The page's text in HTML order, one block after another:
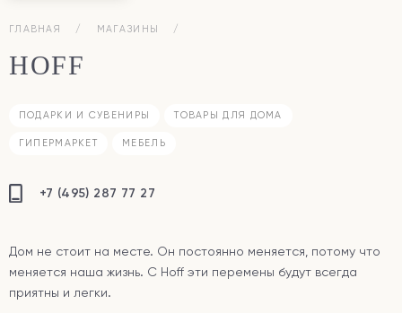
ГЛАВНАЯ МАГАЗИНЫ
HOFF
ПОДАРКИ И СУВЕНИРЫ ТОВАРЫ ДЛЯ ДОМА
ГИПЕРМАРКЕТ МЕБЕЛЬ
+7 (495) 287 77 27
Дом не стоит на месте. Он постоянно меняется, потому что
меняется наша жизнь. С Hoff эти перемены будут всегда
приятны и легки.